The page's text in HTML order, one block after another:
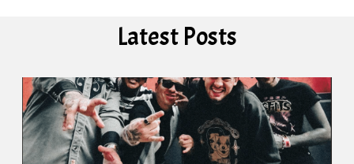
Latest Posts